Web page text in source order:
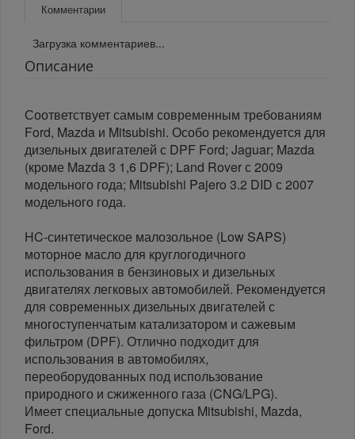
Комментарии
Загрузка комментариев...
Описание
Соответствует самым современным требованиям
Ford, Mazda и Mitsubishi. Особо рекомендуется для
дизельныx двигателей с DPF Ford; Jaguar; Mazda
(кроме Mazda 3 1,6 DPF); Land Rover с 2009
модельного года; Mitsubishi Pajero 3.2 DID с 2007
модельного года.
HC-синтетическое малозольное (Low SAPS)
моторное масло для круглогодичного
использования в бензиновых и дизельных
двигателях легковых автомобилей. Рекомендуется
для современных дизельных двигателей с
многоступенчатым катализатором и сажевым
фильтром (DPF). Отлично подходит для
использования в автомобилях,
переоборудованных под использование
природного и сжиженного газа (CNG/LPG).
Имеет специальные допуска Mitsubishi, Mazda,
Ford.